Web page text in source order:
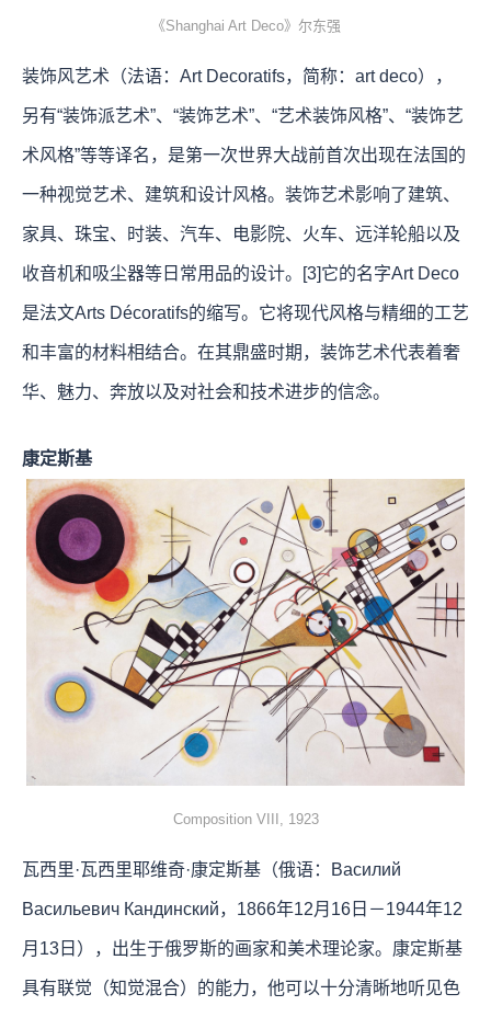
《Shanghai Art Deco》尔东强
装饰风艺术（法语：Art Decoratifs，简称：art deco），
另有“装饰派艺术”、“装饰艺术”、“艺术装饰风格”、“装饰艺
术风格”等等译名，是第一次世界大战前首次出现在法国的
一种视觉艺术、建筑和设计风格。装饰艺术影响了建筑、
家具、珠宝、时装、汽车、电影院、火车、远洋轮船以及
收音机和吸尘器等日常用品的设计。[3]它的名字Art Deco
是法文Arts Décoratifs的缩写。它将现代风格与精细的工艺
和丰富的材料相结合。在其鼎盛时期，装饰艺术代表着奢
华、魅力、奔放以及对社会和技术进步的信念。
康定斯基
Composition VIII, 1923
瓦西里·瓦西里耶维奇·康定斯基（俄语：Василий
Васильевич Кандинский，1866年12月16日－1944年12
月13日），出生于俄罗斯的画家和美术理论家。康定斯基
具有联觉（知觉混合）的能力，他可以十分清晰地听见色